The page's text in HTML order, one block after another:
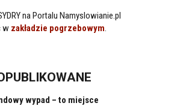
na Portalu Namyslowianie.pl
w zakładzie pogrzebowym
wypad – to miejsce